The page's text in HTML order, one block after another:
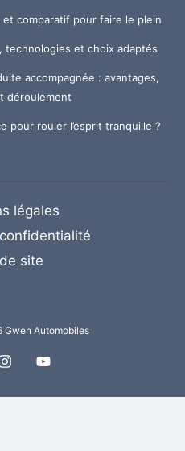
comparatif pour faire le plein
technologies et choix adaptés
accompagnée : avantages,
déroulement
pour rouler l’esprit tranquille ?
légales
site
Automobiles